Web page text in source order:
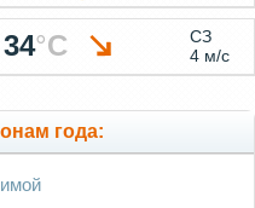
34°C
СЗ
4 м/с
года: